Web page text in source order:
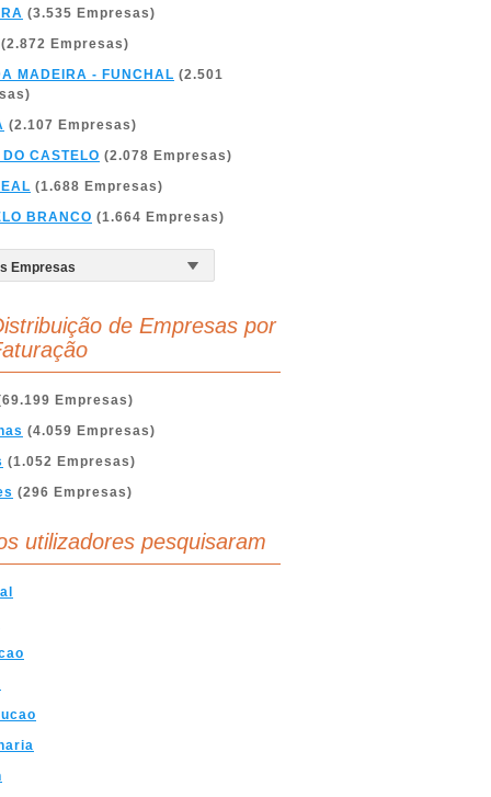
(3.535 Empresas)
(2.872 Empresas)
MADEIRA - FUNCHAL (2.501
(2.107 Empresas)
CASTELO (2.078 Empresas)
(1.688 Empresas)
BRANCO (1.664 Empresas)
de Empresas por
Empresas)
(4.059 Empresas)
(1.052 Empresas)
(296 Empresas)
utilizadores pesquisaram